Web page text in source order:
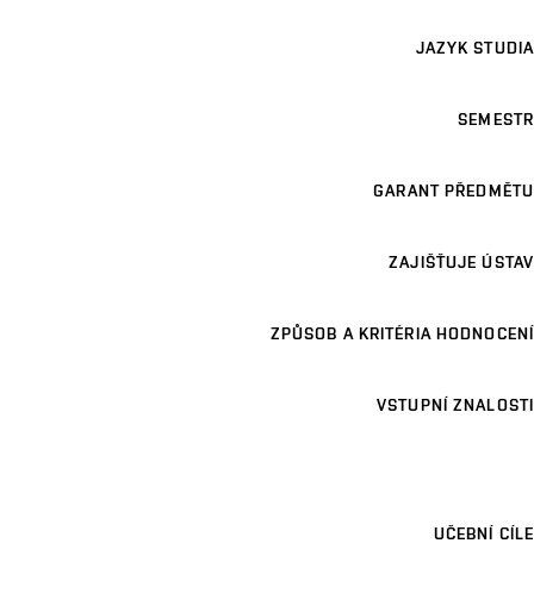
JAZYK STUDIA
SEMESTR
GARANT PŘEDMĚTU
ZAJIŠŤUJE ÚSTAV
ZPŮSOB A KRITÉRIA HODNOCENÍ
VSTUPNÍ ZNALOSTI
UČEBNÍ CÍLE